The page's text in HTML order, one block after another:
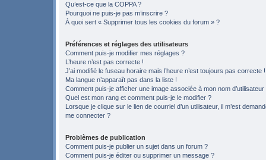
Qu’est-ce que la COPPA ?
Pourquoi ne puis-je pas m’inscrire ?
À quoi sert « Supprimer tous les cookies du forum » ?
Préférences et réglages des utilisateurs
Comment puis-je modifier mes réglages ?
L’heure n’est pas correcte !
J’ai modifié le fuseau horaire mais l’heure n’est toujours pas correcte !
Ma langue n’apparaît pas dans la liste !
Comment puis-je afficher une image associée à mon nom d’utilisateur
Quel est mon rang et comment puis-je le modifier ?
Lorsque je clique sur le lien de courriel d’un utilisateur, il m’est
me connecter ?
Problèmes de publication
Comment puis-je publier un sujet dans un forum ?
Comment puis-je éditer ou supprimer un message ?